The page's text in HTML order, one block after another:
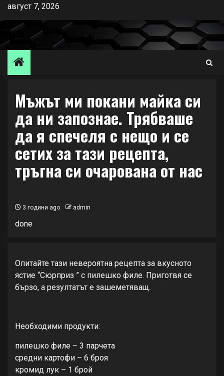
Skip
content
август 7, 2026
Мъжът ми покани майка си
да ни запознае. Трябваше
да я спечеля с нещо и се
сетих за тази рецепта,
тръгна си очарована от нас
3 години ago admin
done
Опитайте тази невероятна рецепта за вкусното
ястие “Сюрприз ” с пилешко филе. Приготвя се
бързо, а резултатът е зашеметяващ.
Необходими продукти:
пилешко филе – 3 парчета
средни картофи – 6 броя
кромид лук – 1 брой